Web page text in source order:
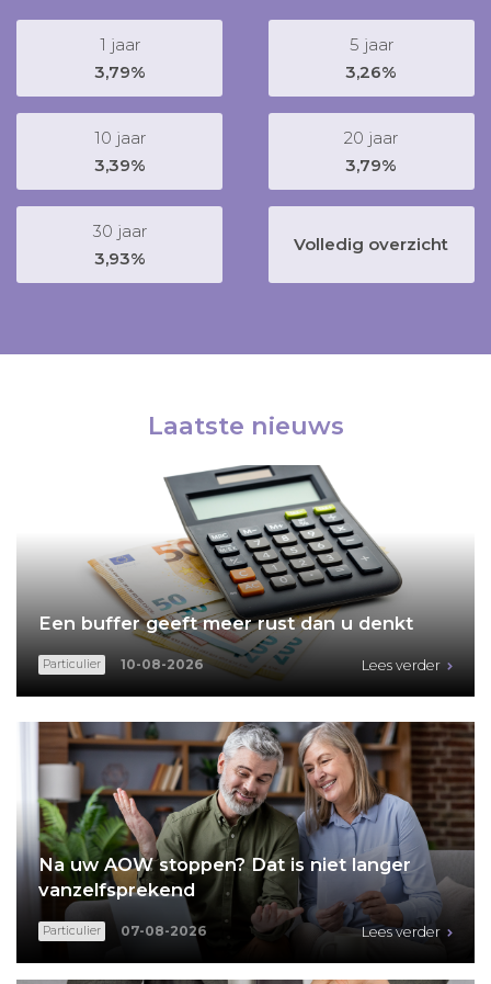
1 jaar
3,79%
5 jaar
3,26%
10 jaar
3,39%
20 jaar
3,79%
30 jaar
3,93%
Volledig overzicht
Laatste nieuws
Particulier 10-08-2026
Een buffer geeft meer rust dan u denkt
Lees verder
Particulier 07-08-2026
Na uw AOW stoppen? Dat is niet langer
vanzelfsprekend
Lees verder